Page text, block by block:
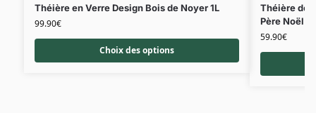
Théière en Verre Design Bois de Noyer 1L
99.90€
Choix des options
Théière de
Père Noël
59.90€